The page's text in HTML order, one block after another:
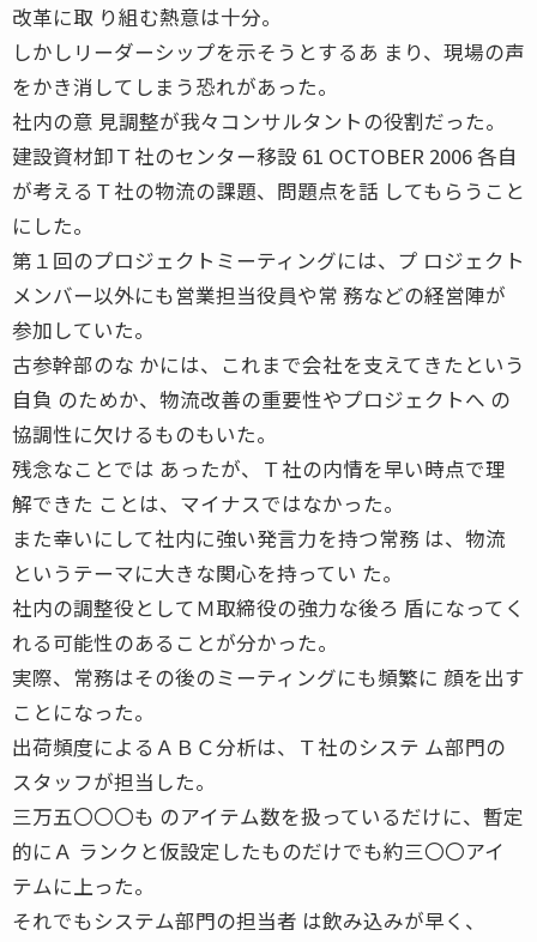
改革に取 り組む熱意は十分。
しかしリーダーシップを示そうとするあ まり、現場の声
をかき消してしまう恐れがあった。
社内の意 見調整が我々コンサルタントの役割だった。
建設資材卸Ｔ社のセンター移設 61 OCTOBER 2006 各自
が考えるＴ社の物流の課題、問題点を話 してもらうこと
にした。
第１回のプロジェクトミーティングには、プ ロジェクト
メンバー以外にも営業担当役員や常 務などの経営陣が
参加していた。
古参幹部のな かには、これまで会社を支えてきたという
自負 のためか、物流改善の重要性やプロジェクトへ の
協調性に欠けるものもいた。
残念なことでは あったが、Ｔ社の内情を早い時点で理
解できた ことは、マイナスではなかった。
また幸いにして社内に強い発言力を持つ常務 は、物流
というテーマに大きな関心を持ってい た。
社内の調整役としてＭ取締役の強力な後ろ 盾になってく
れる可能性のあることが分かった。
実際、常務はその後のミーティングにも頻繁に 顔を出す
ことになった。
出荷頻度によるＡＢＣ分析は、Ｔ社のシステ ム部門の
スタッフが担当した。
三万五〇〇〇も のアイテム数を扱っているだけに、暫定
的にＡ ランクと仮設定したものだけでも約三〇〇アイ
テムに上った。
それでもシステム部門の担当者 は飲み込みが早く、